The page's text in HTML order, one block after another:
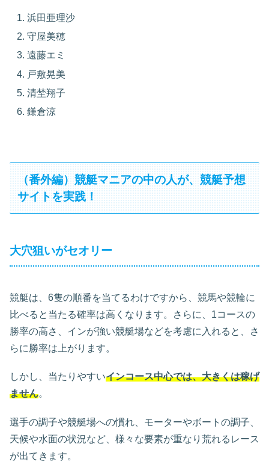
浜田亜理沙
守屋美穂
遠藤エミ
戸敷晃美
清埜翔子
鎌倉涼
（番外編）競艇マニアの中の人が、競艇予想
サイトを実践！
大穴狙いがセオリー
競艇は、6隻の順番を当てるわけですから、競馬や競輪に
比べると当たる確率は高くなります。さらに、1コースの
勝率の高さ、インが強い競艇場などを考慮に入れると、さ
らに勝率は上がります。
しかし、当たりやすいインコース中心では、大きくは稼げ
ません。
選手の調子や競艇場への慣れ、モーターやボートの調子、
天候や水面の状況など、様々な要素が重なり荒れるレース
が出てきます。